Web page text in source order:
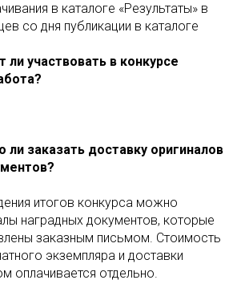
в каталоге «Результаты» в
со дня публикации в каталоге
участвовать в конкурсе
заказать доставку оригиналов
итогов конкурса можно
наградных документов, которые
заказным письмом. Стоимость
экземпляра и доставки
оплачивается отдельно.